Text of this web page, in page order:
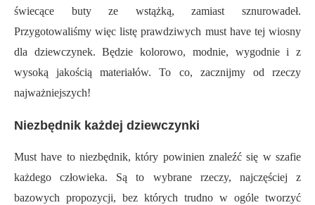
świecące buty ze wstążką, zamiast sznurowadeł.
Przygotowaliśmy więc listę prawdziwych must have tej wiosny
dla dziewczynek. Będzie kolorowo, modnie, wygodnie i z
wysoką jakością materiałów. To co, zacznijmy od rzeczy
najważniejszych!
Niezbędnik każdej dziewczynki
Must have to niezbędnik, który powinien znaleźć się w szafie
każdego człowieka. Są to wybrane rzeczy, najczęściej z
bazowych propozycji, bez których trudno w ogóle tworzyć